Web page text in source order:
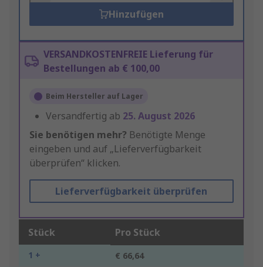
Hinzufügen
VERSANDKOSTENFREIE Lieferung für
Bestellungen ab € 100,00
Beim Hersteller auf Lager
Versandfertig ab 25. August 2026
Sie benötigen mehr? Benötigte Menge
eingeben und auf „Lieferverfügbarkeit
überprüfen“ klicken.
Lieferverfügbarkeit überprüfen
Stück Pro Stück
1 + € 66,64